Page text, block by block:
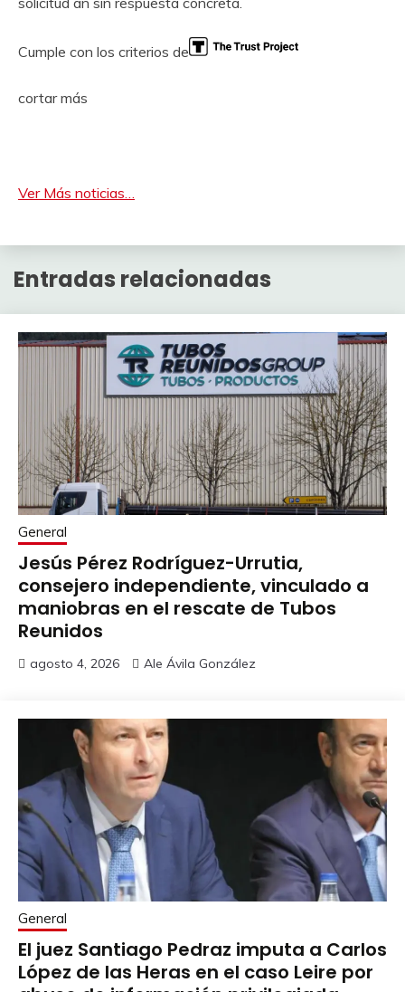
Cumple con los criterios de
cortar más
Ver Más noticias…
Entradas relacionadas
General
Jesús Pérez Rodríguez-Urrutia,
consejero independiente, vinculado a
maniobras en el rescate de Tubos
Reunidos
agosto 4, 2026 Ale Ávila González
General
El juez Santiago Pedraz imputa a Carlos
López de las Heras en el caso Leire por